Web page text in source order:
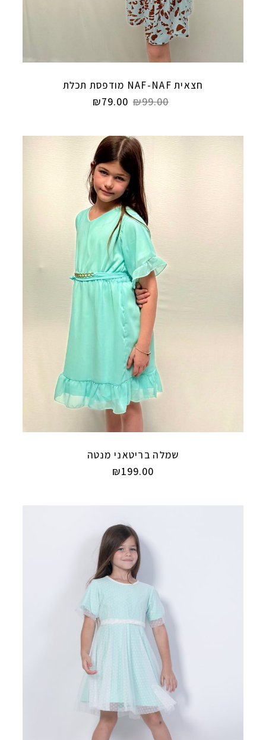
חצאית NAF-NAF מודפסת תכלת
₪99.00
₪79.00
שמלה בריטאני מנטה
₪199.00